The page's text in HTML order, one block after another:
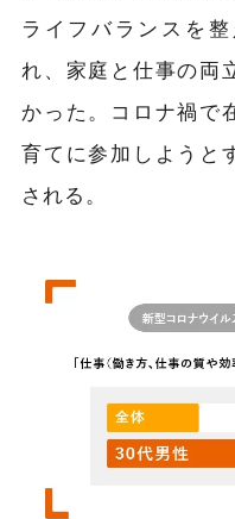
ライフバランスを
れ、家庭と仕事の両
かった。コロナ禍で
育てに参加しようと
される。